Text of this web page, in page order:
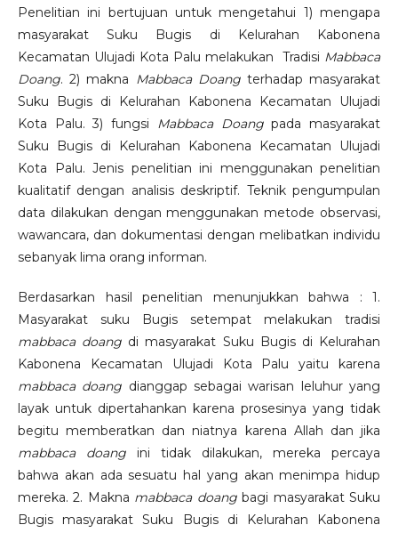
Penelitian ini bertujuan untuk mengetahui 1) mengapa
masyarakat Suku Bugis di Kelurahan Kabonena
Kecamatan Ulujadi Kota Palu melakukan Tradisi Mabbaca
Doang. 2) makna Mabbaca Doang terhadap masyarakat
Suku Bugis di Kelurahan Kabonena Kecamatan Ulujadi
Kota Palu. 3) fungsi Mabbaca Doangpada masyarakat
Suku Bugis di Kelurahan Kabonena Kecamatan Ulujadi
Kota Palu. Jenis penelitian ini menggunakan penelitian
kualitatif dengan analisis deskriptif. Teknik pengumpulan
data dilakukan dengan menggunakan metode observasi,
wawancara, dan dokumentasi dengan melibatkan individu
sebanyak lima orang informan.
Berdasarkan hasil penelitian menunjukkan bahwa : 1.
Masyarakat suku Bugis setempat melakukan tradisi
mabbaca doang di masyarakat Suku Bugis di Kelurahan
Kabonena Kecamatan Ulujadi Kota Palu yaitu karena
mabbaca doang dianggap sebagai warisan leluhur yang
layak untuk dipertahankan karena prosesinya yang tidak
begitu memberatkan dan niatnya karena Allah dan jika
mabbaca doang ini tidak dilakukan, mereka percaya
bahwa akan ada sesuatu hal yang akan menimpa hidup
mereka. 2. Makna mabbaca doangbagi masyarakat Suku
Bugis masyarakat Suku Bugis di Kelurahan Kabonena